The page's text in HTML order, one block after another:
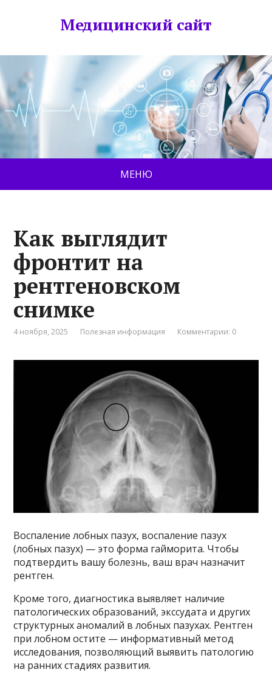
Медицинский сайт
МЕНЮ
Как выглядит
фронтит на
рентгеновском
снимке
4 ноября, 2025 Полезная информация Комментарии: 0
Воспаление лобных пазух, воспаление пазух
(лобных пазух) — это форма гайморита. Чтобы
подтвердить вашу болезнь, ваш врач назначит
рентген.
Кроме того, диагностика выявляет наличие
патологических образований, экссудата и других
структурных аномалий в лобных пазухах. Рентген
при лобном остите — информативный метод
исследования, позволяющий выявить патологию
на ранних стадиях развития.